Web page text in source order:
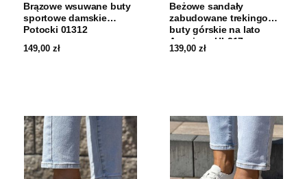
Brązowe wsuwane buty
sportowe damskie
Potocki 01312
149,00zł
Beżowe sandały
zabudowane trekingowe
buty górskie na lato
American HL217
139,00zł